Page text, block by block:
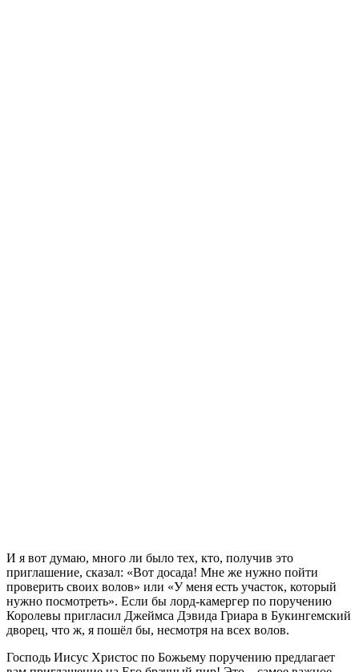
И я вот думаю, много ли было тех, кто, получив это
приглашение, сказал: «Вот досада! Мне же нужно пойти
проверить своих волов» или «У меня есть участок, который
нужно посмотреть». Если бы лорд-камергер по поручению
Королевы пригласил Джеймса Дэвида Гриара в Букингемский
дворец, что ж, я пошёл бы, несмотря на всех волов.
Господь Иисус Христос по Божьему поручению предлагает